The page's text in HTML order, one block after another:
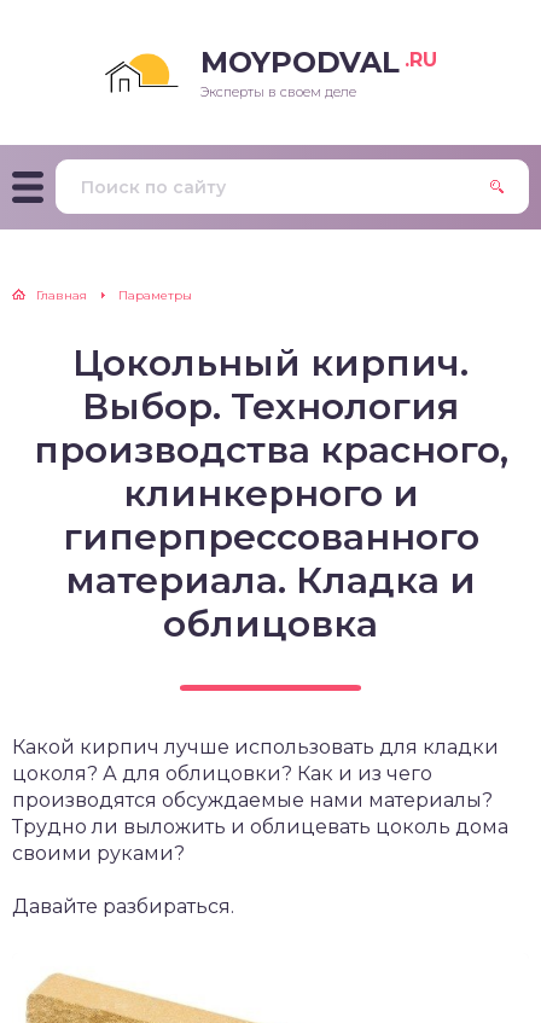
MOYPODVAL .RU
Эксперты в своем деле
Главная Параметры
Цокольный кирпич.
Выбор. Технология
производства красного,
клинкерного и
гиперпрессованного
материала. Кладка и
облицовка
Какой кирпич лучше использовать для кладки
цоколя? А для облицовки? Как и из чего
производятся обсуждаемые нами материалы?
Трудно ли выложить и облицевать цоколь дома
своими руками?
Давайте разбираться.